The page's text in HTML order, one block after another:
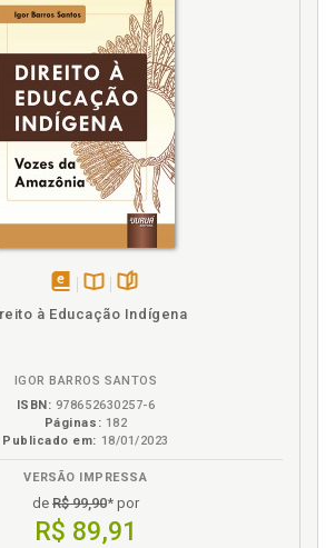
na
à Educação Indígena
IGOR BARROS SANTOS
ISBN: 978652630257-6
Páginas: 182
Publicado em: 18/01/2023
VERSÃO IMPRESSA
de R$ 99,90* por
R$ 89,91